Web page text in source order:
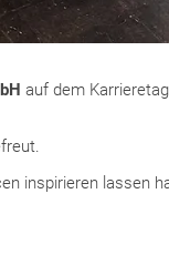
auf dem
inspirieren lassen